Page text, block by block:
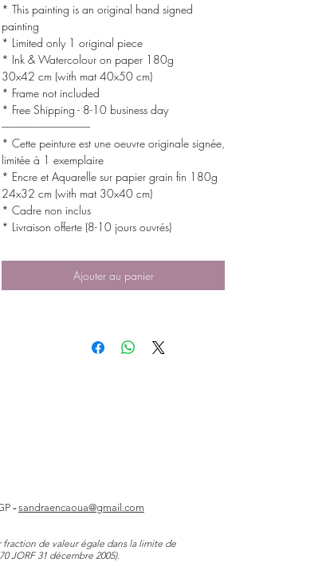
* This painting is an original hand signed
painting
* Limited only 1 original piece
* Ink & Watercolour on paper 180g
30x42 cm (with mat 40x50 cm)
* Frame not included
* Free Shipping - 8-10 business day
-------------------------------------
* Cette peinture est une oeuvre originale signée,
limitée à 1 exemplaire
* Encre et Aquarelle sur papier grain fin 180g
24x32 cm (with mat 30x40 cm)
* Cadre non inclus
* Livraison offerte (8-10 jours ouvrés)
Ajouter au panier
- sandraencaoua@gmail.com
de valeur égale dans la limite de
JORF 31 décembre 2005).